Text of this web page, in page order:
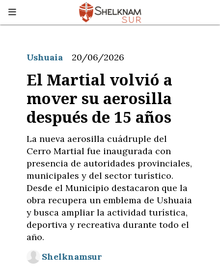
El Martial volvió a
mover su aerosilla
después de 15 años
La nueva aerosilla cuádruple del
Cerro Martial fue inaugurada con
presencia de autoridades provinciales,
municipales y del sector turístico.
Desde el Municipio destacaron que la
obra recupera un emblema de Ushuaia
y busca ampliar la actividad turística,
deportiva y recreativa durante todo el
año.
Ushuaia 20/06/2026
Shelknamsur